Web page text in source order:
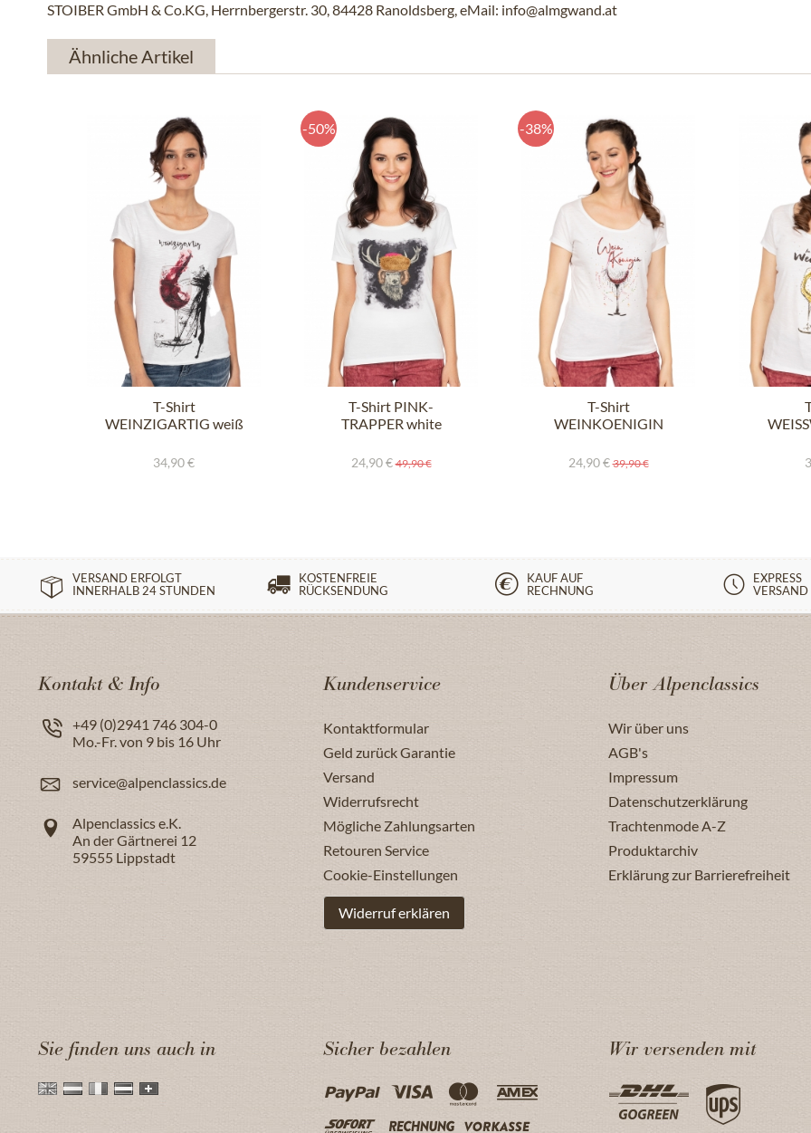
STOIBER GmbH & Co.KG, Herrnbergerstr. 30, 84428 Ranoldsberg, eMail: info@almgwand.at
Ähnliche Artikel
T-Shirt
WEINZIGARTIG weiß
34,90 €
-50%
T-Shirt PINK-
TRAPPER white
24,90 € 49,90 €
-38%
T-Shirt
WEINKOENIGIN
24,90 € 39,90 €
VERSAND ERFOLGT
INNERHALB 24 STUNDEN
KOSTENFREIE
RÜCKSENDUNG
KAUF AUF
RECHNUNG
EXPRESS
VERSAND
Kontakt & Info
+49 (0)2941 746 304-0
Mo.-Fr. von 9 bis 16 Uhr
service@alpenclassics.de
Alpenclassics e.K.
An der Gärtnerei 12
59555 Lippstadt
Kundenservice
Kontaktformular
Geld zurück Garantie
Versand
Widerrufsrecht
Mögliche Zahlungsarten
Retouren Service
Cookie-Einstellungen
Widerruf erklären
Über Alpenclassics
Wir über uns
AGB's
Impressum
Datenschutzerklärung
Trachtenmode A-Z
Produktarchiv
Erklärung zur Barrierefreiheit
Sie finden uns auch in Sicher bezahlen Wir versenden mit